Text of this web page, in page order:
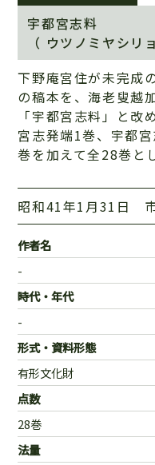
宇都宮志料
（ ウツノミヤシリ
下野庵宮住が未完成
の稿本を、海老叟越
「宇都宮志料」と
宮志発端1巻、宇都
巻を加えて全28巻と
昭和41年1月31日
作者名
-
時代・年代
-
形式・資料形態
有形文化財
点数
28巻
法量